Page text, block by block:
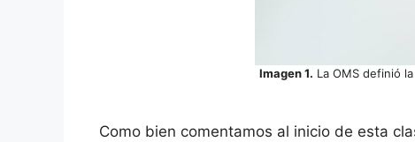
Imagen 1. La OMS definió
Como bien comentamos al inicio de esta